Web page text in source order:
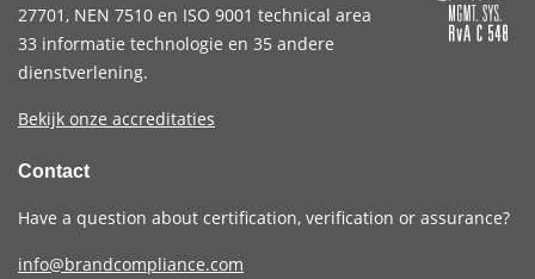
27701, NEN 7510 en ISO 9001 technical area
33 informatie technologie en 35 andere
dienstverlening.
Bekijk onze accreditaties
Contact
Have a question about certification, verification or assurance?
info@brandcompliance.com